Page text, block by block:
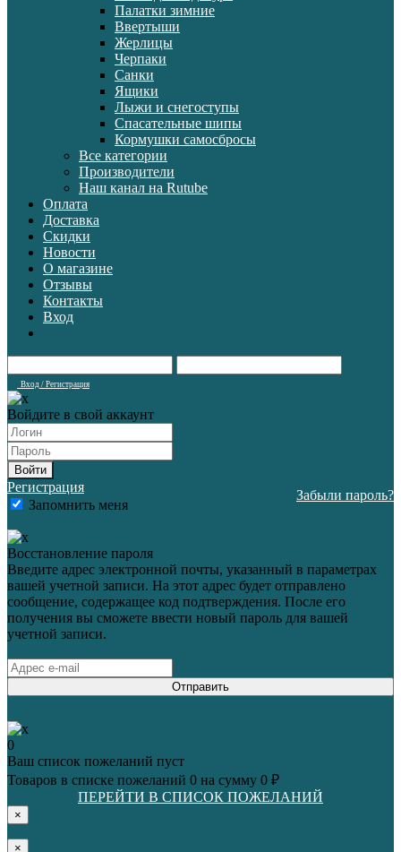
Палатки зимние
Ввертыши
Жерлицы
Черпаки
Санки
Ящики
Лыжи и снегоступы
Спасательные шипы
Кормушки самосбросы
Все категории
Производители
Наш канал на Rutube
Оплата
Доставка
Скидки
Новости
О магазине
Отзывы
Контакты
Вход
Вход / Регистрация
Войдите в свой аккаунт
Войти
Регистрация
Запомнить меня
Забыли пароль?
Восстановление пароля
Введите адрес электронной почты, указанный в параметрах
вашей учетной записи. На этот адрес будет отправлено
сообщение, содержащее код подтверждения. После его
получения вы сможете ввести новый пароль для вашей
учетной записи.
Отправить
0
Ваш список пожеланий пуст
Товаров в списке пожеланий 0 на сумму 0 ₽
ПЕРЕЙТИ В СПИСОК ПОЖЕЛАНИЙ
×
×